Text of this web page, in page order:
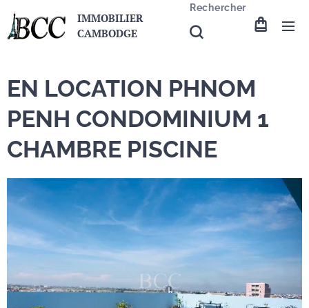
IMMOBILIER
CAMBODGE
Rechercher
EN LOCATION PHNOM
PENH CONDOMINIUM 1
CHAMBRE PISCINE